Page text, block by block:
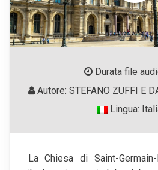
Durata file
Autore: STEFANO ZUFFI E
Lingua:
La Chiesa di Saint-